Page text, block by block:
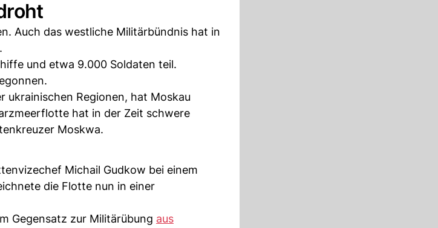
Auch das westliche Militärbündnis hat in
und etwa 9.000 Soldaten teil.
ukrainischen Regionen, hat Moskau
hat in der Zeit schwere
Moskwa.
Michail Gudkow bei einem
die Flotte nun in einer
Gegensatz zur Militärübung aus